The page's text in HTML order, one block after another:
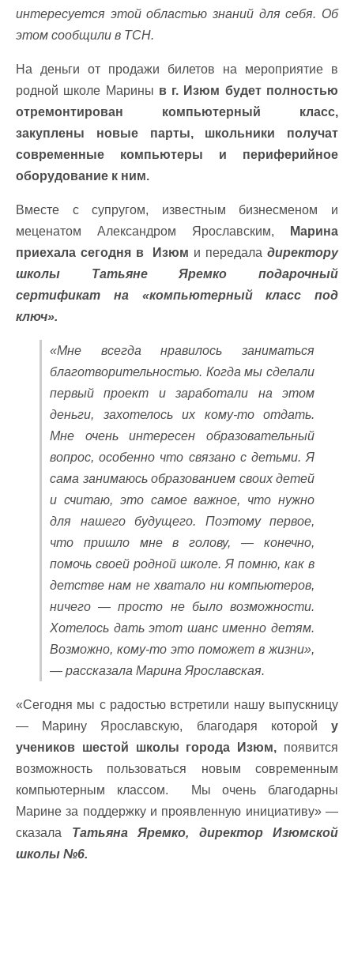
интересуется этой областью знаний для себя. Об
этом сообщили в ТСН.
На деньги от продажи билетов на мероприятие в
родной школе Марины в г. Изюм будет полностью
отремонтирован компьютерный класс,
закуплены новые парты, школьники получат
современные компьютеры и периферийное
оборудование к ним.
Вместе с супругом, известным бизнесменом и
меценатом Александром Ярославским, Марина
приехала сегодня в Изюм и передаладиректору
школы Татьяне Яремко подарочный
сертификат на «компьютерный класс под
ключ».
«Мне всегда нравилось заниматься
благотворительностью. Когда мы сделали
первый проект и заработали на этом
деньги, захотелось их кому-то отдать.
Мне очень интересен образовательный
вопрос, особенно что связано с детьми. Я
сама занимаюсь образованием своих детей
и считаю, это самое важное, что нужно
для нашего будущего. Поэтому первое,
что пришло мне в голову, — конечно,
помочь своей родной школе. Я помню, как в
детстве нам не хватало ни компьютеров,
ничего — просто не было возможности.
Хотелось дать этот шанс именно детям.
Возможно, кому-то это поможет в жизни»,
— рассказала Марина Ярославская.
«Сегодня мы с радостью встретили нашу выпускницу
— Марину Ярославскую, благодаря которой у
учеников шестой школы города Изюм, появится
возможность пользоваться новым современным
компьютерным классом. Мы очень благодарны
Марине за поддержку и проявленную инициативу» —
сказала Татьяна Яремко, директор Изюмской
школы №6.